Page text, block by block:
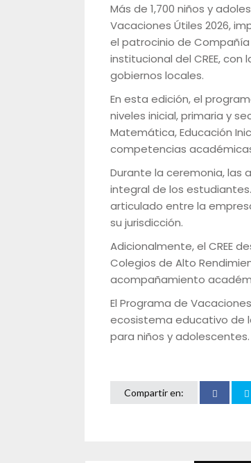
Más de 1,700 niños y
Vacaciones Útiles 2026,
el patrocinio de
institucional del CREE,
gobiernos locales.
En esta edición, el
niveles inicial, primaria y
Matemática, Educación
competencias
Durante la ceremonia,
integral de los
articulado entre la
su jurisdicción.
Adicionalmente, el CREE
Colegios de Alto
acompañamiento
El Programa de
ecosistema educativo de
para niños y adolescentes.
Compartir en: